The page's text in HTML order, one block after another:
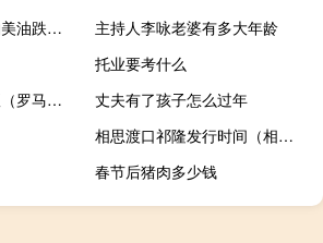
受经济疲弱迹象影响美油跌至一个月低点
主持人李咏老婆有多大年龄
托业要考什么
罗马音翻译器完整版（罗马音翻译）
丈夫有了孩子怎么过年
相思渡口祁隆发行时间（相思渡口祁隆）
春节后猪肉多少钱